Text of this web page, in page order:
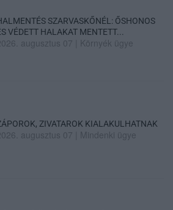
SZARVASKŐNÉL: ŐSHONOS
VÉDETT HALAKAT MENTETT...
augusztus 07 Környék ügye
ZIVATAROK KIALAKULHATNAK
augusztus 07 Mindenki ügye